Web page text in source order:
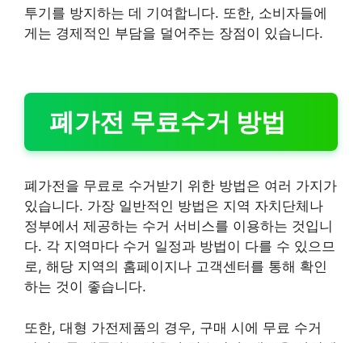
투기를 방지하는 데 기여합니다. 또한, 소비자들에
게는 경제적인 부담을 덜어주는 장점이 있습니다.
폐가전 무료수거 방법
폐가전을 무료로 수거받기 위한 방법은 여러 가지가
있습니다. 가장 일반적인 방법은 지역 자치단체나
정부에서 제공하는 수거 서비스를 이용하는 것입니
다. 각 지역마다 수거 일정과 방법이 다를 수 있으므
로, 해당 지역의 홈페이지나 고객센터를 통해 확인
하는 것이 좋습니다.
또한, 대형 가전제품의 경우, 구매 시에 무료 수거